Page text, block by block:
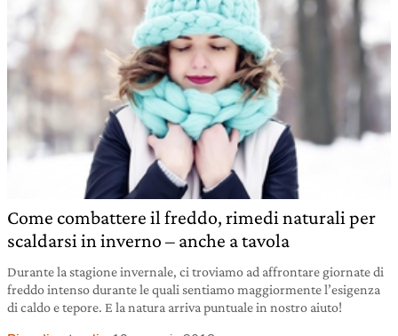
Come combattere il freddo, rimedi naturali per
scaldarsi in inverno – anche a tavola
Durante la stagione invernale, ci troviamo ad affrontare giornate di
freddo intenso durante le quali sentiamo maggiormente l’esigenza
di caldo e tepore. E la natura arriva puntuale in nostro aiuto!